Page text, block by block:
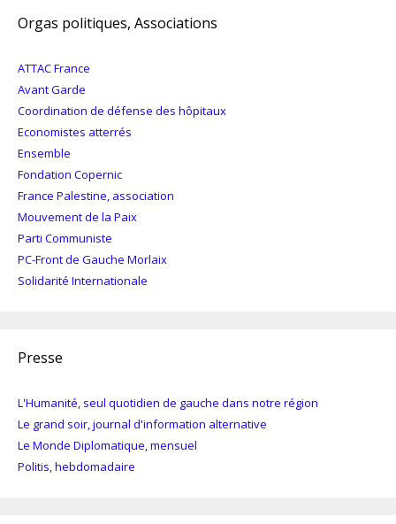
Orgas politiques, Associations
ATTAC France
Avant Garde
Coordination de défense des hôpitaux
Economistes atterrés
Ensemble
Fondation Copernic
France Palestine, association
Mouvement de la Paix
Parti Communiste
PC-Front de Gauche Morlaix
Solidarité Internationale
Presse
L'Humanité, seul quotidien de gauche dans notre région
Le grand soir, journal d'information alternative
Le Monde Diplomatique, mensuel
Politis, hebdomadaire